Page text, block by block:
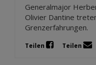
Generalmajor
Olivier Dantine
Grenzerfahrungen.
Teilen Teilen